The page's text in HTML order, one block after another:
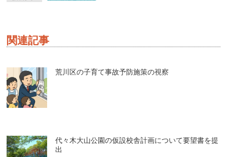
関連記事
荒川区の子育て事故予防施策の視察
代々木大山公園の仮設校舎計画について要望書を提
出